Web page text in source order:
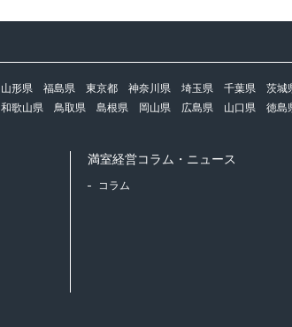
山形県 福島県 東京都 神奈川県 埼玉県 千葉県 茨城
和歌山県 鳥取県 島根県 岡山県 広島県 山口県 徳島
満室経営コラム・ニュース
コラム